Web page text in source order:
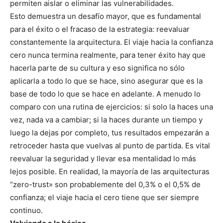
permiten aislar o eliminar las vulnerabilidades.
Esto demuestra un desafío mayor, que es fundamental
para el éxito o el fracaso de la estrategia: reevaluar
constantemente la arquitectura. El viaje hacia la confianza
cero nunca termina realmente, para tener éxito hay que
hacerla parte de su cultura y eso significa no sólo
aplicarla a todo lo que se hace, sino asegurar que es la
base de todo lo que se hace en adelante. A menudo lo
comparo con una rutina de ejercicios: si solo la haces una
vez, nada va a cambiar; si la haces durante un tiempo y
luego la dejas por completo, tus resultados empezarán a
retroceder hasta que vuelvas al punto de partida. Es vital
reevaluar la seguridad y llevar esa mentalidad lo más
lejos posible. En realidad, la mayoría de las arquitecturas
“zero-trust» son probablemente del 0,3% o el 0,5% de
confianza; el viaje hacia el cero tiene que ser siempre
continuo.